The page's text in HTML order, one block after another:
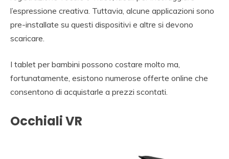
l’espressione creativa. Tuttavia, alcune applicazioni sono
pre-installate su questi dispositivi e altre si devono
scaricare.
I tablet per bambini possono costare molto ma,
fortunatamente, esistono numerose offerte online che
consentono di acquistarle a prezzi scontati.
Occhiali VR